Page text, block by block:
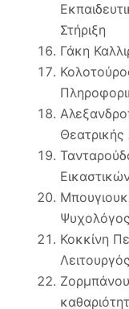
Στήριξη
Γάκη
Ψυχολόγος
Κοκκίνη
Λειτουργός